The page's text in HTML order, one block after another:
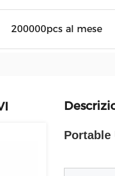
200000pcs al mese
Portable